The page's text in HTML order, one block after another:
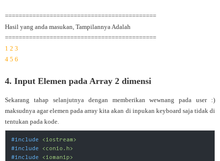
============================================
Hasil yang anda masukan, Tampilannya Adalah
============================================
1 2 3
4 5 6
4. Input Elemen pada Array 2 dimensi
Sekarang tahap selanjutnya dengan memberikan wewnang pada user :)
maksudnya agar elemen pada array kita akan di inpukan keyboard saja tidak di
tentukan pada kode.
#include
<iostream>
#include
<conio.h>
#include
<iomanip>